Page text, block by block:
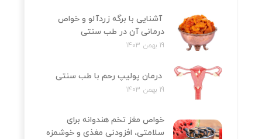
آشنایی با برگه زردآلو و خواص
درمانی آن در طب سنتی
19 بهمن 1403
درمان پولیپ رحم با طب سنتی
19 بهمن 1403
خواص مغز تخم هندوانه برای
سلامتی، افزودنی مغذی و خوشمزه